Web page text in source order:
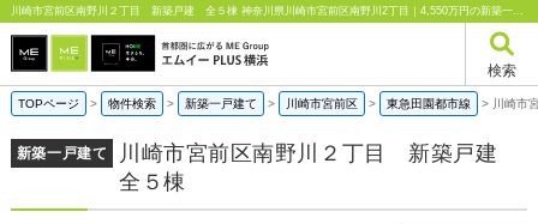
川崎市宮前区南野川２丁目 新築戸建 全５棟 神奈川県川崎市宮前区南野川2丁目｜4,550万円の新築一戸建て｜エムイーPLUS横浜
検索
TOPページ > 物件検索 > 新築一戸建て > 川崎市宮前区 > 東急田園都市線 > 川崎
新築一戸建て
川崎市宮前区南野川２丁目 新築戸建
全５棟